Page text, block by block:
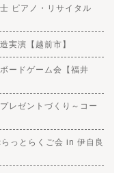
ピアノ・リサイタル
実演【越前市】
ードゲーム会【福井
レゼントづくり～コー
っとらくご会 in 伊自良